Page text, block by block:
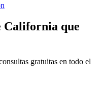
California que
gratuitas en todo el